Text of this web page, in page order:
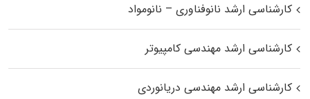
کارشناسی ارشد نانوفناوری – نانومواد
کارشناسی ارشد مهندسی کامپیوتر
کارشناسی ارشد مهندسی دریانوردی